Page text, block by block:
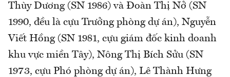
Thùy Dương (SN 1986) và Đoàn Thị Nở (SN
1990, đều là cựu Trưởng phòng dự án), Nguyễn
Viết Hồng (SN 1981, cựu giám đốc kinh doanh
khu vực miền Tây), Nông Thị Bích Sửu (SN
1973, cựu Phó phòng dự án), Lê Thành Hưng